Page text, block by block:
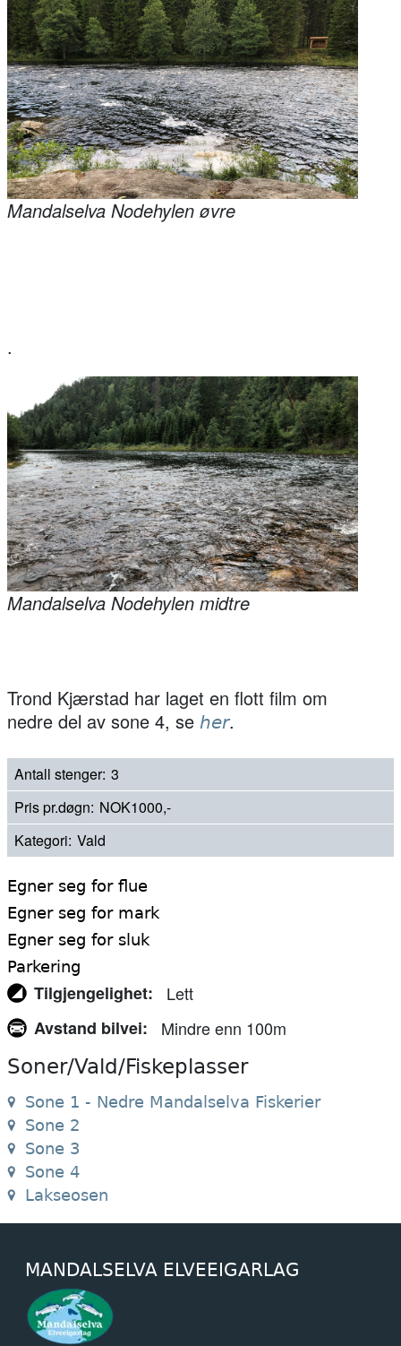
Mandalselva Nodehylen øvre
.
Mandalselva Nodehylen midtre
Trond Kjærstad har laget en flott film om
nedre del av sone 4, se her.
Antall stenger 3
Pris pr.døgn NOK1000,-
Kategori Vald
Egner seg for flue
Egner seg for mark
Egner seg for sluk
Parkering
Tilgjengelighet
Lett
Avstand bilvei
Mindre enn 100m
Soner/Vald/Fiskeplasser
Sone 1 - Nedre Mandalselva Fiskerier
Sone 2
Sone 3
Sone 4
Lakseosen
MANDALSELVA ELVEEIGARLAG